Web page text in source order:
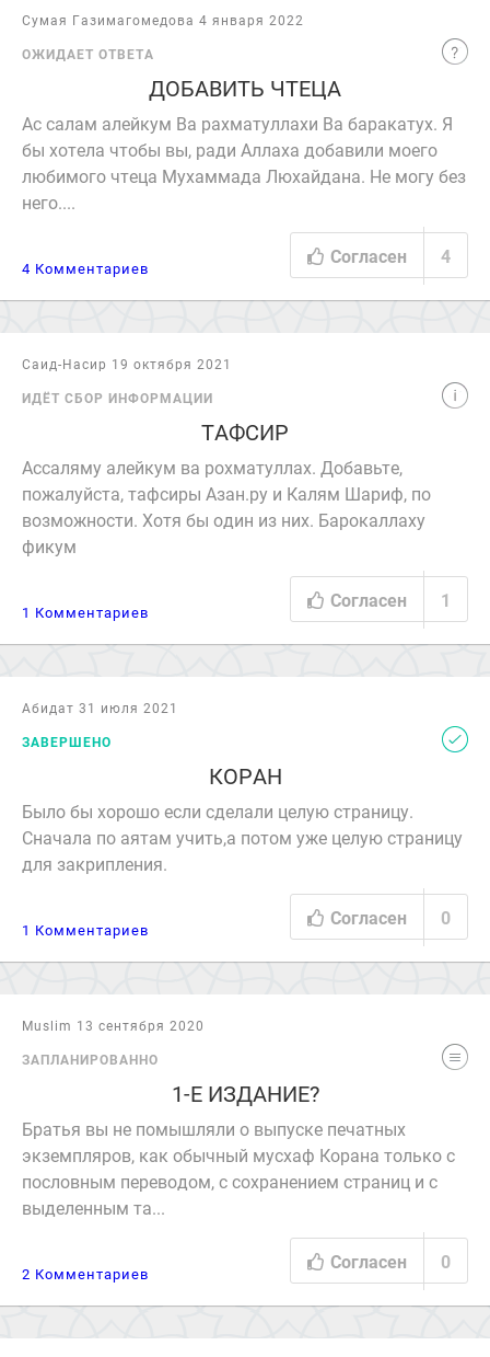
Сумая Газимагомедова 4 января 2022
ОЖИДАЕТ ОТВЕТА
ДОБАВИТЬ ЧТЕЦА
Ас салам алейкум Ва рахматуллахи Ва баракатух. Я
бы хотела чтобы вы, ради Аллаха добавили моего
любимого чтеца Мухаммада Люхайдана. Не могу без
него....
4 Комментариев
Согласен 4
Саид-Насир 19 октября 2021
ИДЁТ СБОР ИНФОРМАЦИИ
ТАФСИР
Ассаляму алейкум ва рохматуллах. Добавьте,
пожалуйста, тафсиры Азан.ру и Калям Шариф, по
возможности. Хотя бы один из них. Барокаллаху
фикум
1 Комментариев
Согласен 1
Абидат 31 июля 2021
ЗАВЕРШЕНО
КОРАН
Было бы хорошо если сделали целую страницу.
Сначала по аятам учить,а потом уже целую страницу
для закрипления.
1 Комментариев
Согласен 0
Muslim 13 сентября 2020
ЗАПЛАНИРОВАННО
1-Е ИЗДАНИЕ?
Братья вы не помышляли о выпуске печатных
экземпляров, как обычный мусхаф Корана только с
пословным переводом, с сохранением страниц и с
выделенным та...
2 Комментариев
Согласен 0